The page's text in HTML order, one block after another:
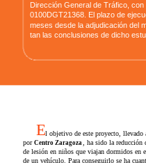
l objetivo de este proyecto, llevado
por Centro Zaragoza
, ha sido la reducción
de lesión en niños que viajan dormidos en
de un vehículo. Para conseguirlo se ha
Dirección General de Tráfico,
0100DGT21368. El plazo de
meses desde la adjudicación del
tan las conclusiones de dicho
E